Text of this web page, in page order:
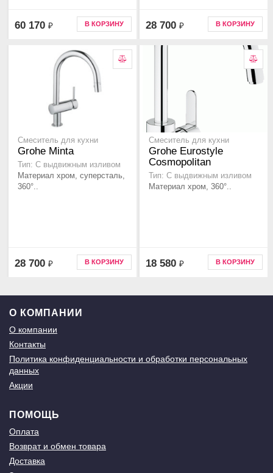
60 170 ₽ В КОРЗИНУ 28 700 ₽ В КОРЗИНУ
Смеситель для кухни
Grohe Minta
Тип: С выдвижным изливом
Материал хром, суперсталь,
360°..
28 700 ₽ В КОРЗИНУ
Смеситель для кухни
Grohe Eurostyle
Cosmopolitan
Тип: С выдвижным изливом
Материал хром, 360°..
18 580 ₽ В КОРЗИНУ
О КОМПАНИИ
О компании
Контакты
Политика конфиденциальности и обработки персональных
данных
Акции
ПОМОЩЬ
Оплата
Возврат и обмен товара
Доставка